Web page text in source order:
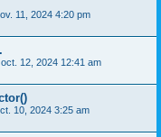
11, 2024 4:20 pm
12, 2024 12:41 am
10, 2024 3:25 am